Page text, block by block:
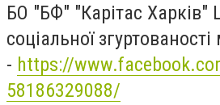
БО "БФ" "Карітас Харків"
соціальної
- https://
58186329088/